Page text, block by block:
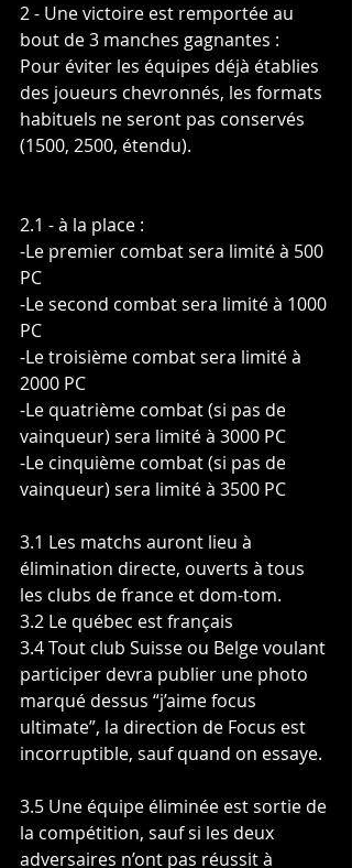
2 - Une victoire est remportée au
bout de 3 manches gagnantes :
Pour éviter les équipes déjà établies
des joueurs chevronnés, les formats
habituels ne seront pas conservés
(1500, 2500, étendu).
2.1 - à la place :
-Le premier combat sera limité à 500
PC
-Le second combat sera limité à 1000
PC
-Le troisième combat sera limité à
2000 PC
-Le quatrième combat (si pas de
vainqueur) sera limité à 3000 PC
-Le cinquième combat (si pas de
vainqueur) sera limité à 3500 PC
3.1 Les matchs auront lieu à
élimination directe, ouverts à tous
les clubs de france et dom-tom.
3.2 Le québec est français
3.4 Tout club Suisse ou Belge voulant
participer devra publier une photo
marqué dessus “j’aime focus
ultimate”, la direction de Focus est
incorruptible, sauf quand on essaye.
3.5 Une équipe éliminée est sortie de
la compétition, sauf si les deux
adversaires n’ont pas réussit à